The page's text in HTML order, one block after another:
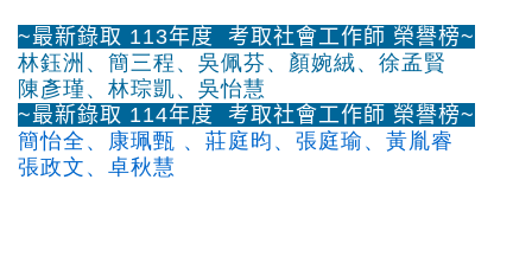
~最新錄取 113年度 考取社會工作師 榮譽榜~
林鈺洲、簡三程、吳佩芬、顏婉絨、 徐孟賢
陳彥瑾、林琮凱、吳怡慧
~最新錄取 114年度 考取社會工作師 榮譽榜~
簡怡全 、 康珮甄 、 莊庭昀 、 張庭瑜 、 黃胤睿
張政文 、 卓秋慧